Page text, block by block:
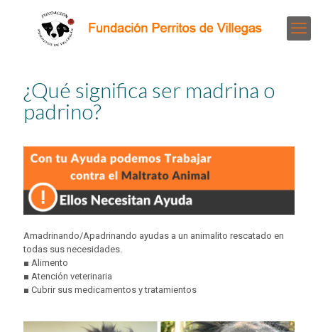
¿Qué significa ser madrina o
padrino?
Amadrinando/Apadrinando ayudas a un animalito rescatado en
todas sus necesidades.
■ Alimento
■ Atención veterinaria
■ Cubrir sus medicamentos y tratamientos